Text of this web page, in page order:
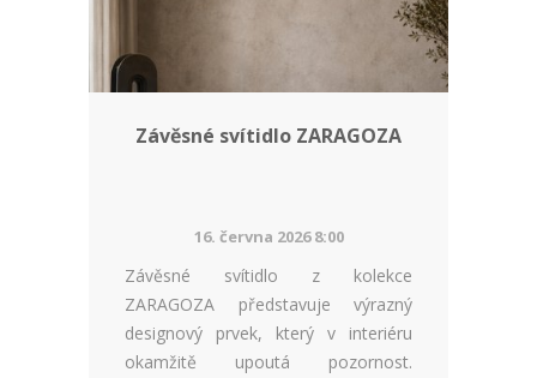
Závěsné svítidlo ZARAGOZA
16. června 2026 8:00
Závěsné svítidlo z kolekce
ZARAGOZA představuje výrazný
designový prvek, který v interiéru
okamžitě upoutá pozornost.